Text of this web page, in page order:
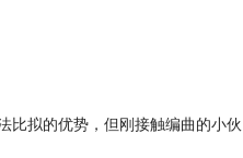
比拟的优势，但刚接触编曲的小伙